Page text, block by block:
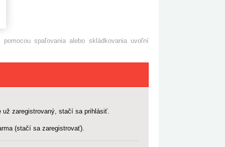
spaľovania alebo skládkovania uvoľní
už zaregistrovaný, stačí sa prihlásiť.
(stačí sa zaregistrovať).